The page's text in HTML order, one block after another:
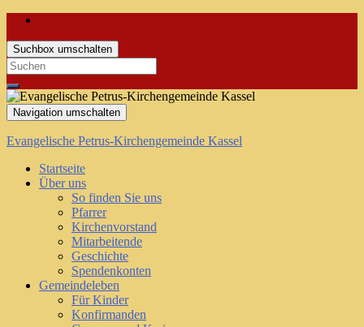
Suchbox umschalten
Search
for:
Navigation umschalten
Evangelische Petrus-Kirchengemeinde Kassel
Startseite
Über uns
So finden Sie uns
Pfarrer
Kirchenvorstand
Mitarbeitende
Geschichte
Spendenkonten
Gemeindeleben
Für Kinder
Konfirmanden